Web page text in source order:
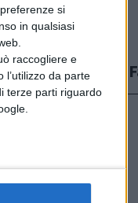
si
in qualsiasi
raccogliere e
da parte
terze parti riguardo
Seguici su